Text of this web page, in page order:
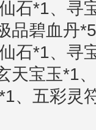
石*1、寻
品碧血丹
石*1、寻
天宝玉*1
、五彩灵